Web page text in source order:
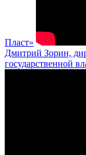
Пласт»
Дмитрий Зорин,
государственной